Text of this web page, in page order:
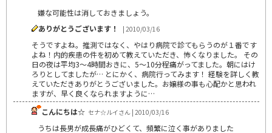
嫌な可能性は消しておきましょう。
ありがとうございます！
| 2010/03/16
そうですよね。推測ではなく、やはり病院で診てもらうのが１番です
よね！内的疾患の件を初めて教えていただき、怖くなりました。 その
日の夜は平均3～4時間おきに、5～10分程痛がってました。朝にはけ
ろりとしてましたが… とにかく、病院行ってみます！ 経験を詳しく教
えていただきありがとうございました。お嬢様の事も心配かと思われ
ますが、早く良くなられますように…
こんにちは☆ セナ☆ルイさん | 2010/03/16
うちは長男が成長痛がひどくて、頻繁に泣く事がありました